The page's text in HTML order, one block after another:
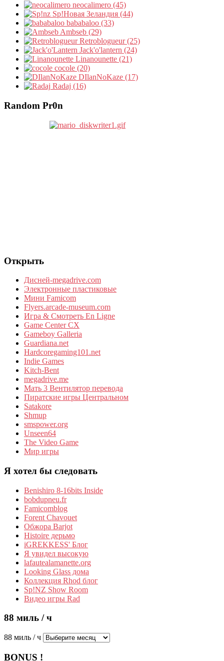
neocalimero (45)
Sp!Новая Зеландия (44)
bababaloo (33)
Ambseb (29)
Retroblogueur (25)
Jack'o'lantern (24)
Linanounette (21)
cocole (20)
DIlanNoKaze (17)
Radaj (16)
Random Pr0n
Открыть
Дисней-megadrive.com
Электронные пластиковые
Мини Famicom
Flyers.arcade-museum.com
Игра & Смотреть En Ligne
Game Center CX
Gameboy Galleria
Guardiana.net
Hardcoregaming101.net
Indie Games
Kitch-Bent
megadrive.me
Мать 3 Вентилятор перевода
Пиратские игры Центральном
Satakore
Shmup
smspower.org
Unseen64
The Video Game
Мир игры
Я хотел бы следовать
Benishiro 8-16bits Inside
bobdupneu.fr
Famicomblog
Forent Chavouet
Обжора Barjot
Histoire дерьмо
iGREKKESS' Блог
Я увидел высокую
lafautealamanette.org
Looking Glass дома
Коллекция Rhod блог
Sp!NZ Show Room
Видео игры Rad
88 миль / ч
88 миль / ч
BONUS !